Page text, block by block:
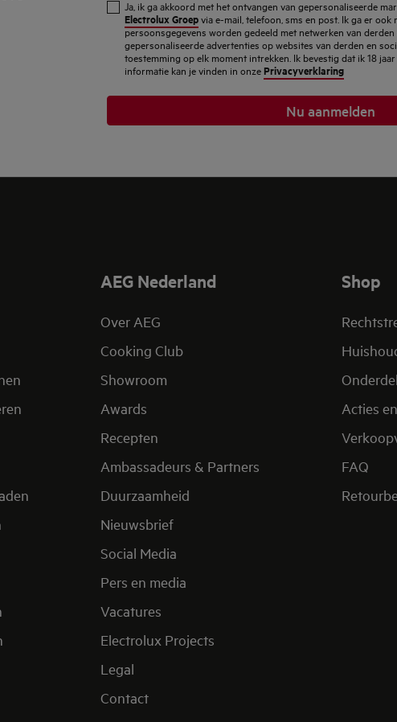
mailadres
Ja, ik ga akkoord met het ontvangen van gepersonaliseerde
Electrolux Groepvia e-mail, telefoon, sms en post. Ik ga er ook
persoonsgegevens worden gedeeld met netwerken van
gepersonaliseerde advertenties op websites van derden en
toestemming op elk moment intrekken. Ik bevestig dat ik 18
informatie kan je vinden in onze Privacyverklaring
Nu aanmelden
AEG Nederland
Over AEG
Cooking Club
Showroom
Awards
Recepten
Ambassadeurs & Partners
Duurzaamheid
Nieuwsbrief
Social Media
Pers en media
Vacatures
Electrolux Projects
Legal
Contact
Shop
Acties
FAQ